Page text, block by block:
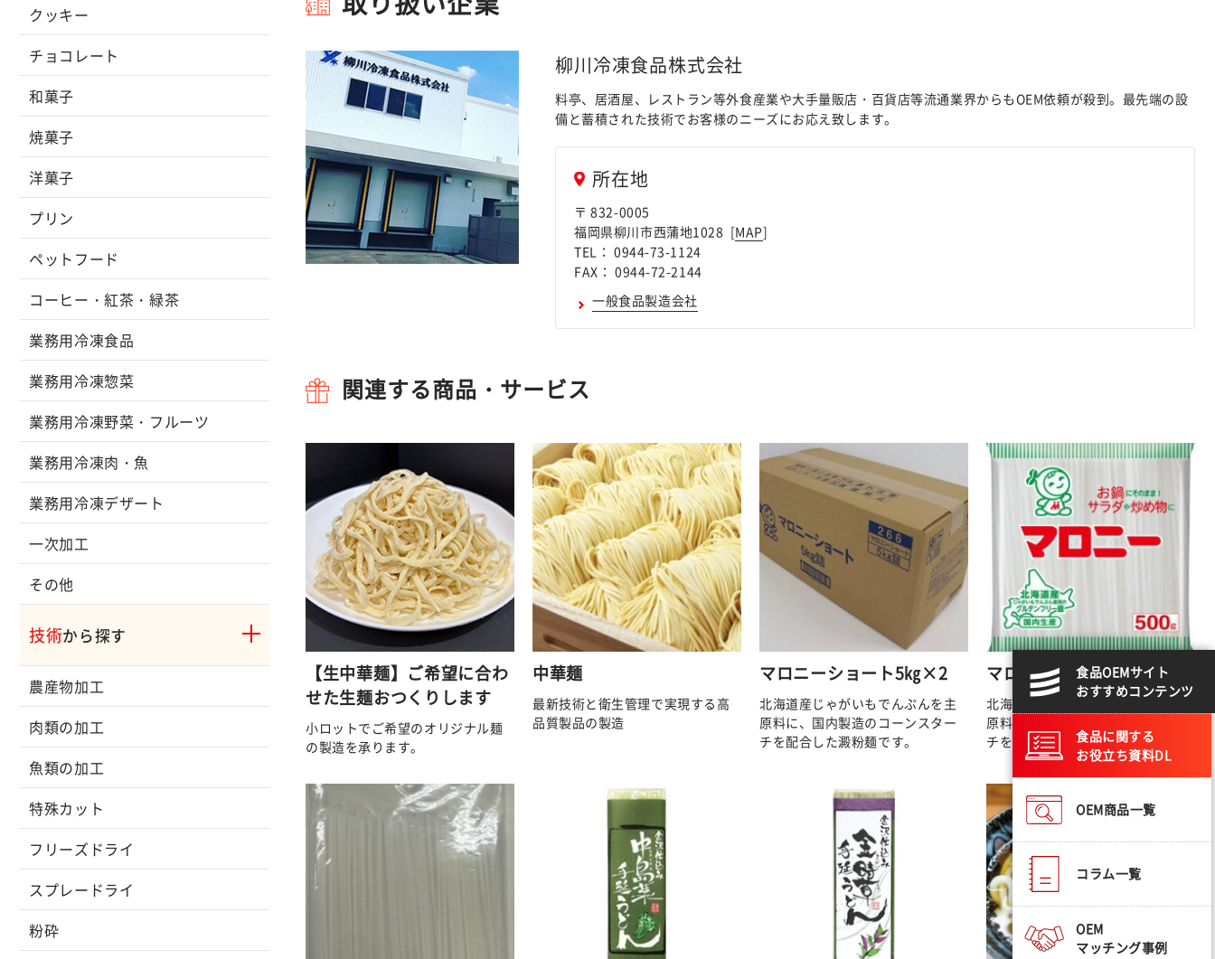
クッキー
チョコレート
和菓子
焼菓子
洋菓子
プリン
ペットフード
コーヒー・紅茶・緑茶
業務用冷凍食品
業務用冷凍惣菜
業務用冷凍野菜・フルーツ
業務用冷凍肉・魚
業務用冷凍デザート
一次加工
その他
技術から探す
農産物加工
肉類の加工
魚類の加工
特殊カット
フリーズドライ
スプレードライ
粉砕
柳川冷凍食品株式会社
料亭、居酒屋、レストラン等外食産業や大手量販店・百貨店等流通業界からもOEM依頼が殺到。最先端の設
備と蓄積された技術でお客様のニーズにお応え致します。
所在地
〒 832-0005
福岡県柳川市西蒲地1028 [MAP]
TEL： 0944-73-1124
FAX： 0944-72-2144
一般食品製造会社
関連する商品・サービス
【生中華麺】ご希望に合わ
せた生麺おつくりします
小ロットでご希望のオリジナル麺
の製造を承ります。
中華麺
最新技術と衛生管理で実現する高
品質製品の製造
マロニーショート5㎏×2
北海道産じゃがいもでんぷんを主
原料に、国内製造のコーンスター
チを配合した澱粉麺です。
マロニー500g袋
北海道産じゃがいもでんぷんを主
原料に、国内製造のコーンスター
チを配合した澱粉麺です。
食品OEMサイト
おすすめコンテンツ
食品に関する
お役立ち資料DL
OEM商品一覧
コラム一覧
OEM
マッチング事例